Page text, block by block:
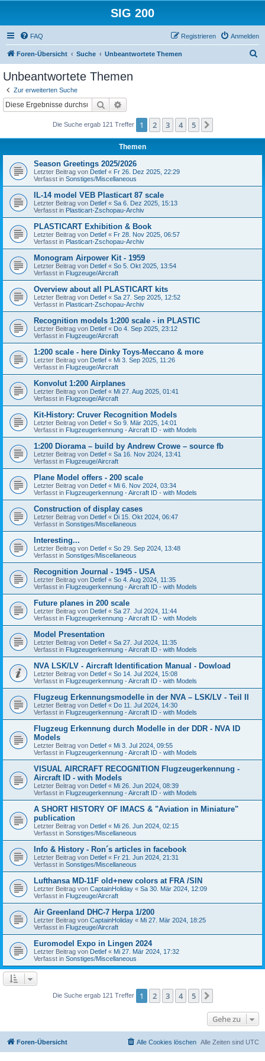
SIG 200
FAQ Anmelden
Registrieren
Foren-Übersicht Suche Unbeantwortete Themen
Unbeantwortete Themen
Zur erweiterten Suche
Suche
Die Suche ergab 121 Treffer 1 2 3 4 5
Themen
Season Greetings 2025/2026
Letzter Beitrag von Detlef « Fr 26. Dez 2025, 22:29
Verfasst in Sonstiges/Miscellaneous
IL-14 model VEB Plasticart 87 scale
Letzter Beitrag von Detlef « Sa 6. Dez 2025, 15:13
Verfasst in Plasticart-Zschopau-Archiv
PLASTICART Exhibition & Book
Letzter Beitrag von Detlef « Fr 28. Nov 2025, 06:57
Verfasst in Plasticart-Zschopau-Archiv
Monogram Airpower Kit - 1959
Letzter Beitrag von Detlef « So 5. Okt 2025, 13:54
Verfasst in Flugzeuge/Aircraft
Overview about all PLASTICART kits
Letzter Beitrag von Detlef « Sa 27. Sep 2025, 12:52
Verfasst in Plasticart-Zschopau-Archiv
Recognition models 1:200 scale - in PLASTIC
Letzter Beitrag von Detlef « Do 4. Sep 2025, 23:12
Verfasst in Flugzeuge/Aircraft
1:200 scale - here Dinky Toys-Meccano & more
Letzter Beitrag von Detlef « Mi 3. Sep 2025, 11:26
Verfasst in Flugzeuge/Aircraft
Konvolut 1:200 Airplanes
Letzter Beitrag von Detlef « Mi 27. Aug 2025, 01:41
Verfasst in Flugzeuge/Aircraft
Kit-History: Cruver Recognition Models
Letzter Beitrag von Detlef « So 9. Mär 2025, 14:01
Verfasst in Flugzeugerkennung - Aircraft ID - with Models
1:200 Diorama – build by Andrew Crowe – source fb
Letzter Beitrag von Detlef « Sa 16. Nov 2024, 13:41
Verfasst in Flugzeuge/Aircraft
Plane Model offers - 200 scale
Letzter Beitrag von Detlef « Mi 6. Nov 2024, 03:34
Verfasst in Flugzeugerkennung - Aircraft ID - with Models
Construction of display cases
Letzter Beitrag von Detlef « Di 15. Okt 2024, 06:47
Verfasst in Sonstiges/Miscellaneous
Interesting...
Letzter Beitrag von Detlef « So 29. Sep 2024, 13:48
Verfasst in Sonstiges/Miscellaneous
Recognition Journal - 1945 - USA
Letzter Beitrag von Detlef « So 4. Aug 2024, 11:35
Verfasst in Flugzeugerkennung - Aircraft ID - with Models
Future planes in 200 scale
Letzter Beitrag von Detlef « Sa 27. Jul 2024, 11:44
Verfasst in Flugzeugerkennung - Aircraft ID - with Models
Model Presentation
Letzter Beitrag von Detlef « Sa 27. Jul 2024, 11:35
Verfasst in Flugzeugerkennung - Aircraft ID - with Models
NVA LSK/LV - Aircraft Identification Manual - Dowload
Letzter Beitrag von Detlef « So 14. Jul 2024, 15:08
Verfasst in Flugzeugerkennung - Aircraft ID - with Models
Flugzeug Erkennungsmodelle in der NVA – LSK/LV - Teil II
Letzter Beitrag von Detlef « Do 11. Jul 2024, 14:30
Verfasst in Flugzeugerkennung - Aircraft ID - with Models
Flugzeug Erkennung durch Modelle in der DDR - NVA ID
Models
Letzter Beitrag von Detlef « Mi 3. Jul 2024, 09:55
Verfasst in Flugzeugerkennung - Aircraft ID - with Models
VISUAL AIRCRAFT RECOGNITION Flugzeugerkennung -
Aircraft ID - with Models
Letzter Beitrag von Detlef « Mi 26. Jun 2024, 08:39
Verfasst in Flugzeugerkennung - Aircraft ID - with Models
A SHORT HISTORY OF IMACS & "Aviation in Miniature"
publication
Letzter Beitrag von Detlef « Mi 26. Jun 2024, 02:15
Verfasst in Sonstiges/Miscellaneous
Info & History - Ron´s articles in facebook
Letzter Beitrag von Detlef « Fr 21. Jun 2024, 21:31
Verfasst in Sonstiges/Miscellaneous
Lufthansa MD-11F old+new colors at FRA /SIN
Letzter Beitrag von CaptainHoliday « Sa 30. Mär 2024, 12:09
Verfasst in Flugzeuge/Aircraft
Air Greenland DHC-7 Herpa 1/200
Letzter Beitrag von CaptainHoliday « Mi 27. Mär 2024, 18:25
Verfasst in Flugzeuge/Aircraft
Euromodel Expo in Lingen 2024
Letzter Beitrag von Detlef « Mi 27. Mär 2024, 17:32
Verfasst in Sonstiges/Miscellaneous
Die Suche ergab 121 Treffer 1 2 3 4 5
Gehe zu
Foren-Übersicht Alle Zeiten sind UTC
Alle Cookies löschen